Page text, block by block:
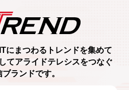
ITにまつわるトレンドを集めて
てアライドテレシスをつなぐ
ブランドです。